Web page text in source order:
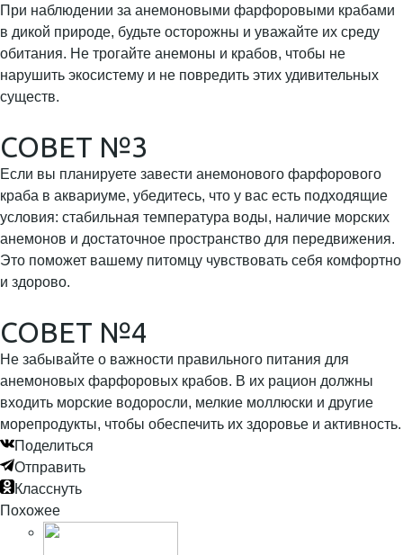
При наблюдении за анемоновыми фарфоровыми крабами
в дикой природе, будьте осторожны и уважайте их среду
обитания. Не трогайте анемоны и крабов, чтобы не
нарушить экосистему и не повредить этих удивительных
существ.
СОВЕТ №3
Если вы планируете завести анемонового фарфорового
краба в аквариуме, убедитесь, что у вас есть подходящие
условия: стабильная температура воды, наличие морских
анемонов и достаточное пространство для передвижения.
Это поможет вашему питомцу чувствовать себя комфортно
и здорово.
СОВЕТ №4
Не забывайте о важности правильного питания для
анемоновых фарфоровых крабов. В их рацион должны
входить морские водоросли, мелкие моллюски и другие
морепродукты, чтобы обеспечить их здоровье и активность.
Поделиться
Отправить
Класснуть
Похожее